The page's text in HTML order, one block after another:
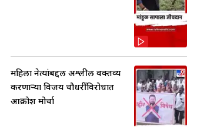
महिला नेत्यांबद्दल अश्लील वक्तव्य
करणाऱ्या विजय चौधरींविरोधात
आक्रोश मोर्चा